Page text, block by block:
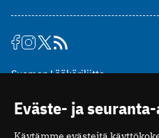
Suomen Lääkäriliitto
00510 Helsinki
puh. (09) 393 091
Eväste- ja